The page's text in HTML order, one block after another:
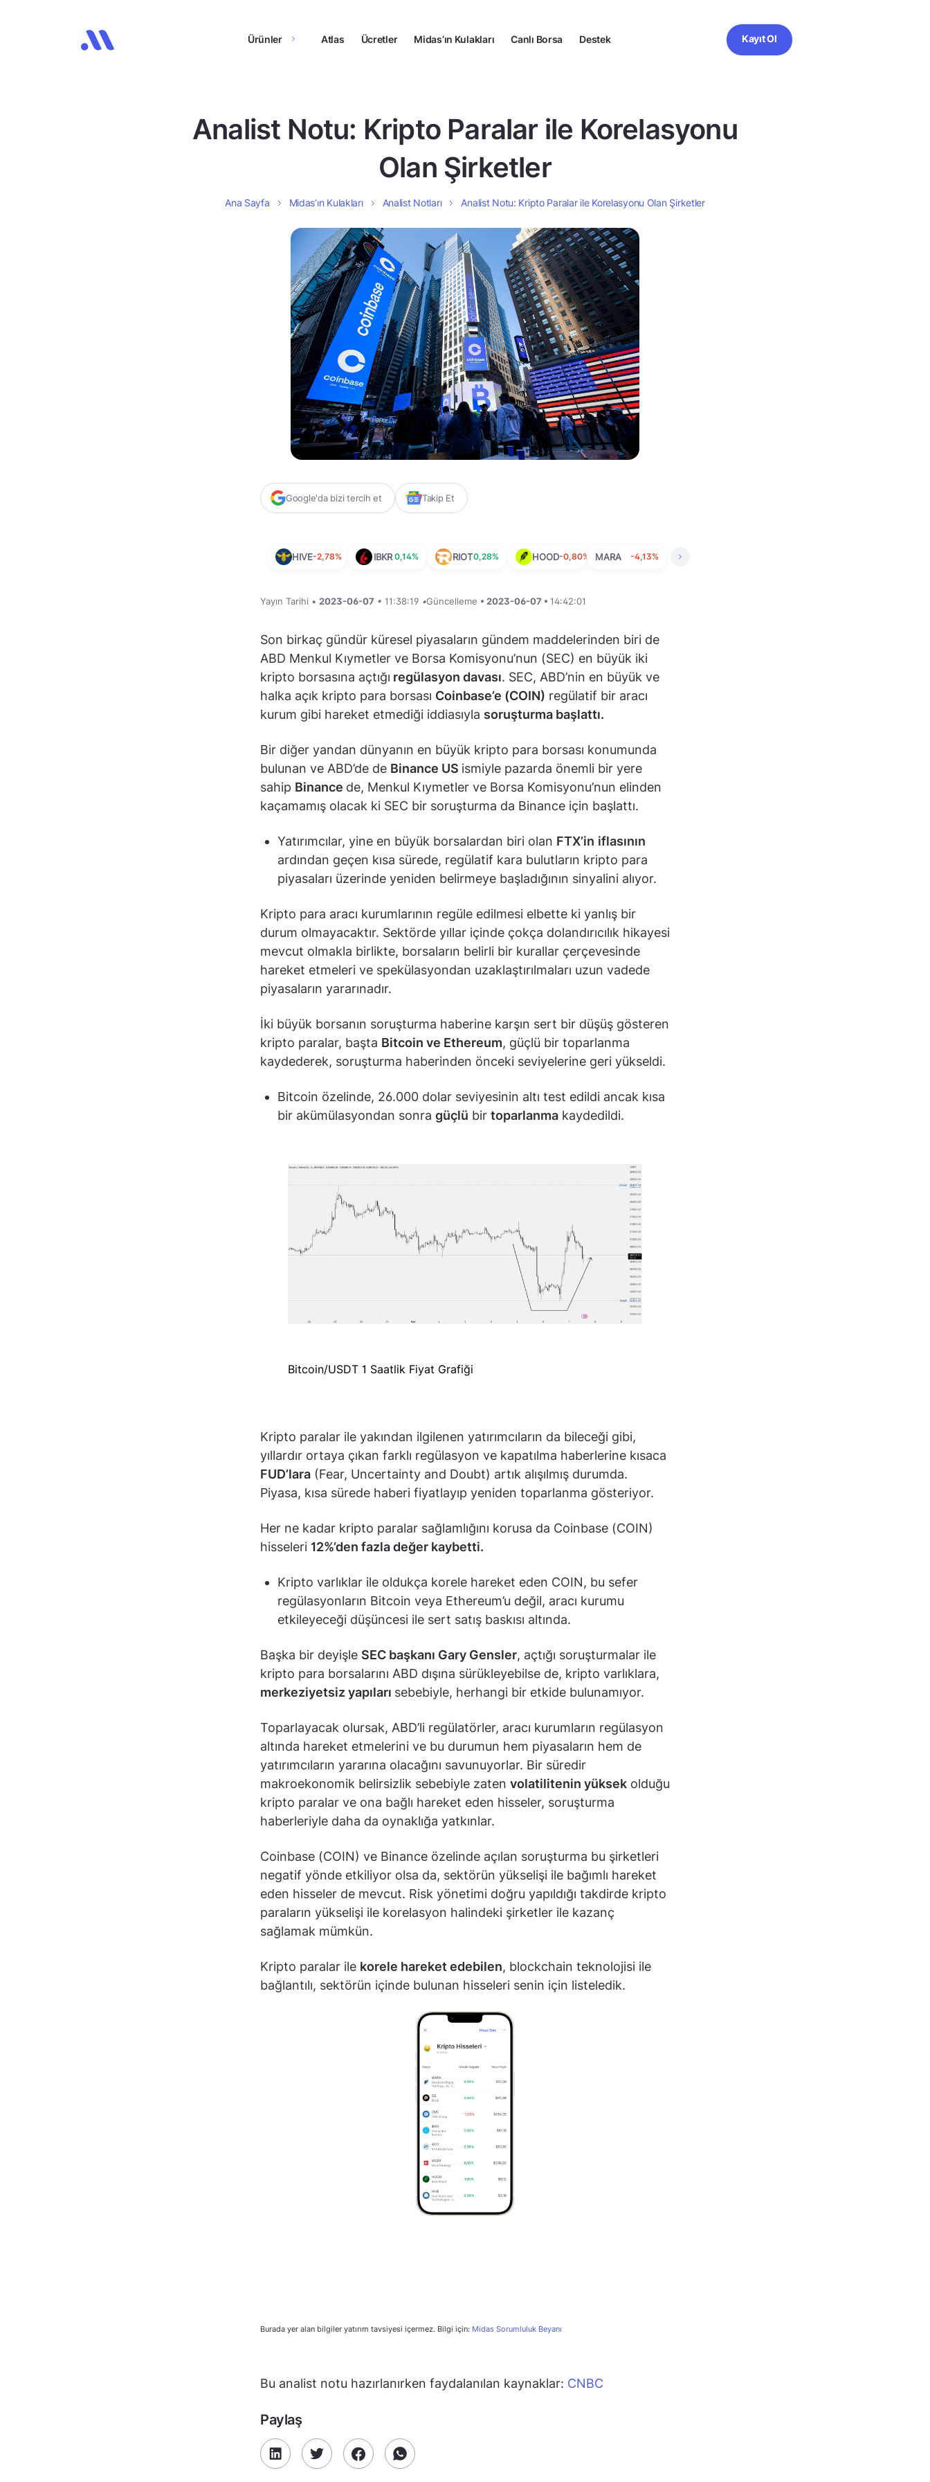
Ürünler Atlas Ücretler Midas’ın Kulakları Canlı Borsa Destek Kayıt Ol
Analist Notu: Kripto Paralar ile Korelasyonu
Olan Şirketler
Ana Sayfa Midas’ın Kulakları Analist Notları Analist Notu: Kripto Paralar ile Korelasyonu Olan Şirketler
Google'da bizi tercih et Takip Et
HIVE-2,78% IBKR 0,14% RIOT0,28% HOOD-0,80% MARA -4,13%
Yayın Tarihi • 2023-06-07 • 11:38:19 •Güncelleme • 2023-06-07 • 14:42:01
Son birkaç gündür küresel piyasaların gündem maddelerinden biri de
ABD Menkul Kıymetler ve Borsa Komisyonu’nun (SEC) en büyük iki
kripto borsasına açtığı regülasyon davası. SEC, ABD’nin en büyük ve
halka açık kripto para borsası Coinbase’e (COIN) regülatif bir aracı
kurum gibi hareket etmediği iddiasıyla soruşturma başlattı.
Bir diğer yandan dünyanın en büyük kripto para borsası konumunda
bulunan ve ABD’de de Binance US ismiyle pazarda önemli bir yere
sahip Binance de, Menkul Kıymetler ve Borsa Komisyonu’nun elinden
kaçamamış olacak ki SEC bir soruşturma da Binance için başlattı.
Yatırımcılar, yine en büyük borsalardan biri olan FTX’in iflasının
ardından geçen kısa sürede, regülatif kara bulutların kripto para
piyasaları üzerinde yeniden belirmeye başladığının sinyalini alıyor.
Kripto para aracı kurumlarının regüle edilmesi elbette ki yanlış bir
durum olmayacaktır. Sektörde yıllar içinde çokça dolandırıcılık hikayesi
mevcut olmakla birlikte, borsaların belirli bir kurallar çerçevesinde
hareket etmeleri ve spekülasyondan uzaklaştırılmaları uzun vadede
piyasaların yararınadır.
İki büyük borsanın soruşturma haberine karşın sert bir düşüş gösteren
kripto paralar, başta Bitcoin ve Ethereum, güçlü bir toparlanma
kaydederek, soruşturma haberinden önceki seviyelerine geri yükseldi.
Bitcoin özelinde, 26.000 dolar seviyesinin altı test edildi ancak kısa
bir akümülasyondan sonra güçlü bir toparlanma kaydedildi.
Bitcoin/USDT 1 Saatlik Fiyat Grafiği
Kripto paralar ile yakından ilgilenen yatırımcıların da bileceği gibi,
yıllardır ortaya çıkan farklı regülasyon ve kapatılma haberlerine kısaca
FUD’lara (Fear, Uncertainty and Doubt) artık alışılmış durumda.
Piyasa, kısa sürede haberi fiyatlayıp yeniden toparlanma gösteriyor.
Her ne kadar kripto paralar sağlamlığını korusa da Coinbase (COIN)
hisseleri 12%’den fazla değer kaybetti.
Kripto varlıklar ile oldukça korele hareket eden COIN, bu sefer
regülasyonların Bitcoin veya Ethereum’u değil, aracı kurumu
etkileyeceği düşüncesi ile sert satış baskısı altında.
Başka bir deyişle SEC başkanı Gary Gensler, açtığı soruşturmalar ile
kripto para borsalarını ABD dışına sürükleyebilse de, kripto varlıklara,
merkeziyetsiz yapıları sebebiyle, herhangi bir etkide bulunamıyor.
Toparlayacak olursak, ABD’li regülatörler, aracı kurumların regülasyon
altında hareket etmelerini ve bu durumun hem piyasaların hem de
yatırımcıların yararına olacağını savunuyorlar. Bir süredir
makroekonomik belirsizlik sebebiyle zaten volatilitenin yüksek olduğu
kripto paralar ve ona bağlı hareket eden hisseler, soruşturma
haberleriyle daha da oynaklığa yatkınlar.
Coinbase (COIN) ve Binance özelinde açılan soruşturma bu şirketleri
negatif yönde etkiliyor olsa da, sektörün yükselişi ile bağımlı hareket
eden hisseler de mevcut. Risk yönetimi doğru yapıldığı takdirde kripto
paraların yükselişi ile korelasyon halindeki şirketler ile kazanç
sağlamak mümkün.
Kripto paralar ile korele hareket edebilen, blockchain teknolojisi ile
bağlantılı, sektörün içinde bulunan hisseleri senin için listeledik.
Burada yer alan bilgiler yatırım tavsiyesi içermez. Bilgi için: Midas Sorumluluk Beyanı
Bu analist notu hazırlanırken faydalanılan kaynaklar: CNBC
Paylaş